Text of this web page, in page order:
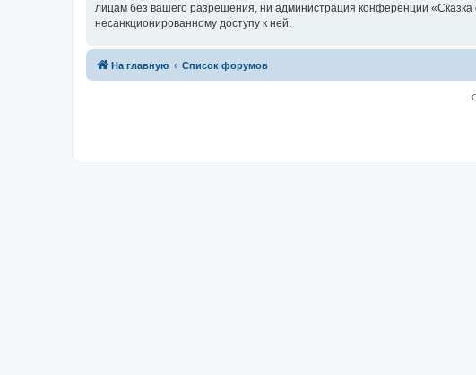
лицам без вашего разрешения, ни администрация конференции «Сказка
несанкционированному доступу к ней.
На главную Список форумов